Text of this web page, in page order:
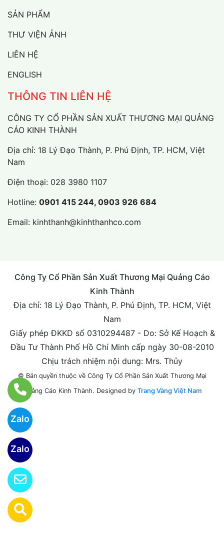
Zalo
Zalo
SẢN PHẨM
THƯ VIỆN ẢNH
LIÊN HỆ
ENGLISH
THÔNG TIN LIÊN HỆ
CÔNG TY CỔ PHẦN SẢN XUẤT THƯƠNG MẠI QUẢNG
CÁO KINH THÀNH
Địa chỉ: 18 Lý Đạo Thành, P. Phú Định, TP. HCM, Việt
Nam
Điện thoại: 028 3980 1107
Hotline: 0901 415 244, 0903 926 684
Email: kinhthanh@kinhthanhco.com
Công Ty Cổ Phần Sản Xuất Thương Mại Quảng Cáo
Kinh Thành
Địa chỉ: 18 Lý Đạo Thành, P. Phú Định, TP. HCM, Việt
Nam
Giấy phép ĐKKD số 0310294487 - Do: Sở Kế Hoạch &
Đầu Tư Thành Phố Hồ Chí Minh cấp ngày 30-08-2010
Chịu trách nhiệm nội dung: Mrs. Thủy
© Bản quyền thuộc về Công Ty Cổ Phần Sản Xuất Thương Mại
Quảng Cáo Kinh Thành. Designed by Trang Vàng Việt Nam